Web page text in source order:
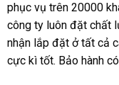
phục vụ trên 20000
công ty luôn đặt chất
nhận lắp đặt ở tất cả
cực kì tốt. Bảo hành